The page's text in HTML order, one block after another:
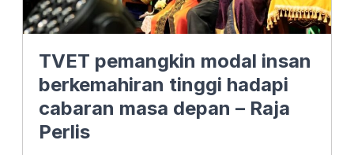
TVET pemangkin modal insan
berkemahiran tinggi hadapi
cabaran masa depan – Raja
Perlis